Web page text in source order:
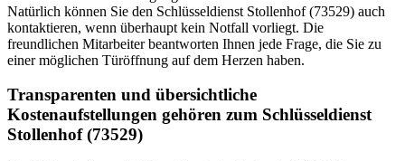
Natürlich können Sie den Schlüsseldienst Stollenhof (73529) auch
kontaktieren, wenn überhaupt kein Notfall vorliegt. Die
freundlichen Mitarbeiter beantworten Ihnen jede Frage, die Sie zu
einer möglichen Türöffnung auf dem Herzen haben.
Transparenten und übersichtliche
Kostenaufstellungen gehören zum Schlüsseldienst
Stollenhof (73529)